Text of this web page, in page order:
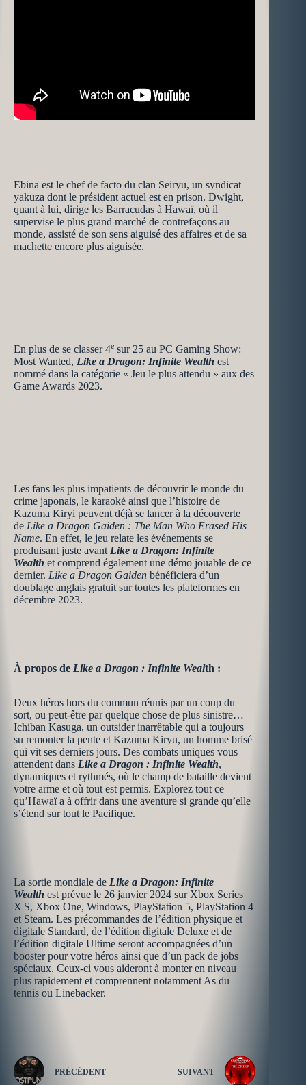
Ebina est le chef de facto du clan Seiryu, un syndicat
yakuza dont le président actuel est en prison. Dwight,
quant à lui, dirige les Barracudas à Hawaï, où il
supervise le plus grand marché de contrefaçons au
monde, assisté de son sens aiguisé des affaires et de sa
machette encore plus aiguisée.
En plus de se classer 4e sur 25 au PC Gaming Show:
Most Wanted, Like a Dragon: Infinite Wealth est
nommé dans la catégorie « Jeu le plus attendu » aux des
Game Awards 2023.
Les fans les plus impatients de découvrir le monde du
crime japonais, le karaoké ainsi que l’histoire de
Kazuma Kiryi peuvent déjà se lancer à la découverte
de Like a Dragon Gaiden : The Man Who Erased His
Name. En effet, le jeu relate les événements se
produisant juste avant Like a Dragon: Infinite
Wealth et comprend également une démo jouable de ce
dernier. Like a Dragon Gaiden bénéficiera d’un
doublage anglais gratuit sur toutes les plateformes en
décembre 2023.
À propos de Like a Dragon : Infinite Wealth :
Deux héros hors du commun réunis par un coup du
sort, ou peut-être par quelque chose de plus sinistre…
Ichiban Kasuga, un outsider inarrêtable qui a toujours
su remonter la pente et Kazuma Kiryu, un homme brisé
qui vit ses derniers jours. Des combats uniques vous
attendent dans Like a Dragon : Infinite Wealth,
dynamiques et rythmés, où le champ de bataille devient
votre arme et où tout est permis. Explorez tout ce
qu’Hawaï a à offrir dans une aventure si grande qu’elle
s’étend sur tout le Pacifique.
La sortie mondiale de Like a Dragon: Infinite
Wealth est prévue le 26 janvier 2024 sur Xbox Series
X|S, Xbox One, Windows, PlayStation 5, PlayStation 4
et Steam. Les précommandes de l’édition physique et
digitale Standard, de l’édition digitale Deluxe et de
l’édition digitale Ultime seront accompagnées d’un
booster pour votre héros ainsi que d’un pack de jobs
spéciaux. Ceux-ci vous aideront à monter en niveau
plus rapidement et comprennent notamment As du
tennis ou Linebacker.
PRÉCÉDENT SUIVANT